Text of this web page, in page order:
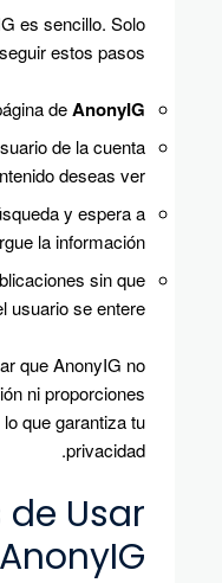
es sencillo. Solo
estos pasos:
deAnonyIG
de la cuenta
deseas ver.
y espera a
la información.
sin que
usuario se entere.
que AnonyIG no
ni proporciones
que garantiza tu
privacidad.
Usar
AnonyIG